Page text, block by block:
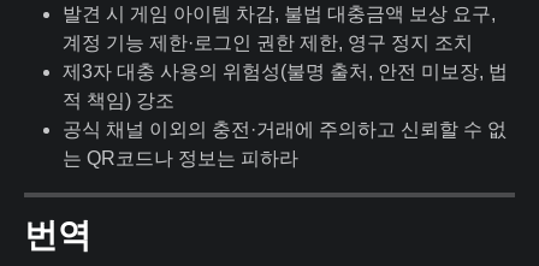
발견 시 게임 아이템 차감, 불법 대충금액 보상 요구,
계정 기능 제한·로그인 권한 제한, 영구 정지 조치
제3자 대충 사용의 위험성(불명 출처, 안전 미보장, 법
적 책임) 강조
공식 채널 이외의 충전·거래에 주의하고 신뢰할 수 없
는 QR코드나 정보는 피하라
번역